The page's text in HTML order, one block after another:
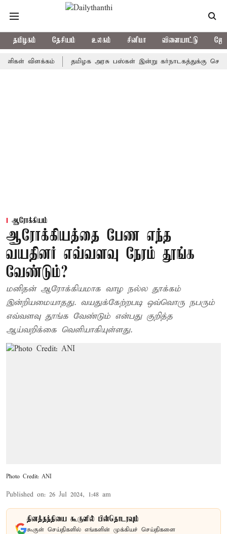
தமிழகம் தேசியம் உலகம் சினிமா விளையாட்டு
விளக்கம் தமிழக அரசு பஸ்கள் இன்று கர்நாடகத்துக்கு
ஆரோக்கியம்
ஆரோக்கியத்தை பேண எந்த
வயதினர் எவ்வளவு நேரம் தூங்க
வேண்டும்?
மனிதன் ஆரோக்கியமாக வாழ நல்ல தூக்கம்
இன்றியமையாதது. வயதுக்கேற்றபடி ஒவ்வொரு நபரும்
எவ்வளவு தூங்க வேண்டும் என்பது குறித்த
ஆய்வறிக்கை வெளியாகியுள்ளது.
Photo Credit: ANI
Published on: 26 Jul 2024, 1:48 am
தினத்தந்தியை கூகுளில் பின்தொடரவும்
கூகுள் செய்திகளில் எங்களின் முக்கியச் செய்திகளை